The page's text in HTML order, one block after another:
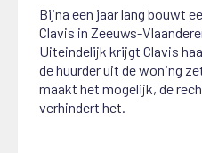
Bijna een jaar lang bouwt
Clavis in Zeeuws-
Uiteindelijk krijgt Clavis
de huurder uit de woning
maakt het mogelijk, de
verhindert het.